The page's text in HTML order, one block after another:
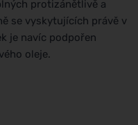
protizánětlivě a
se vyskytujících právě v
je navíc podpořen
oleje.